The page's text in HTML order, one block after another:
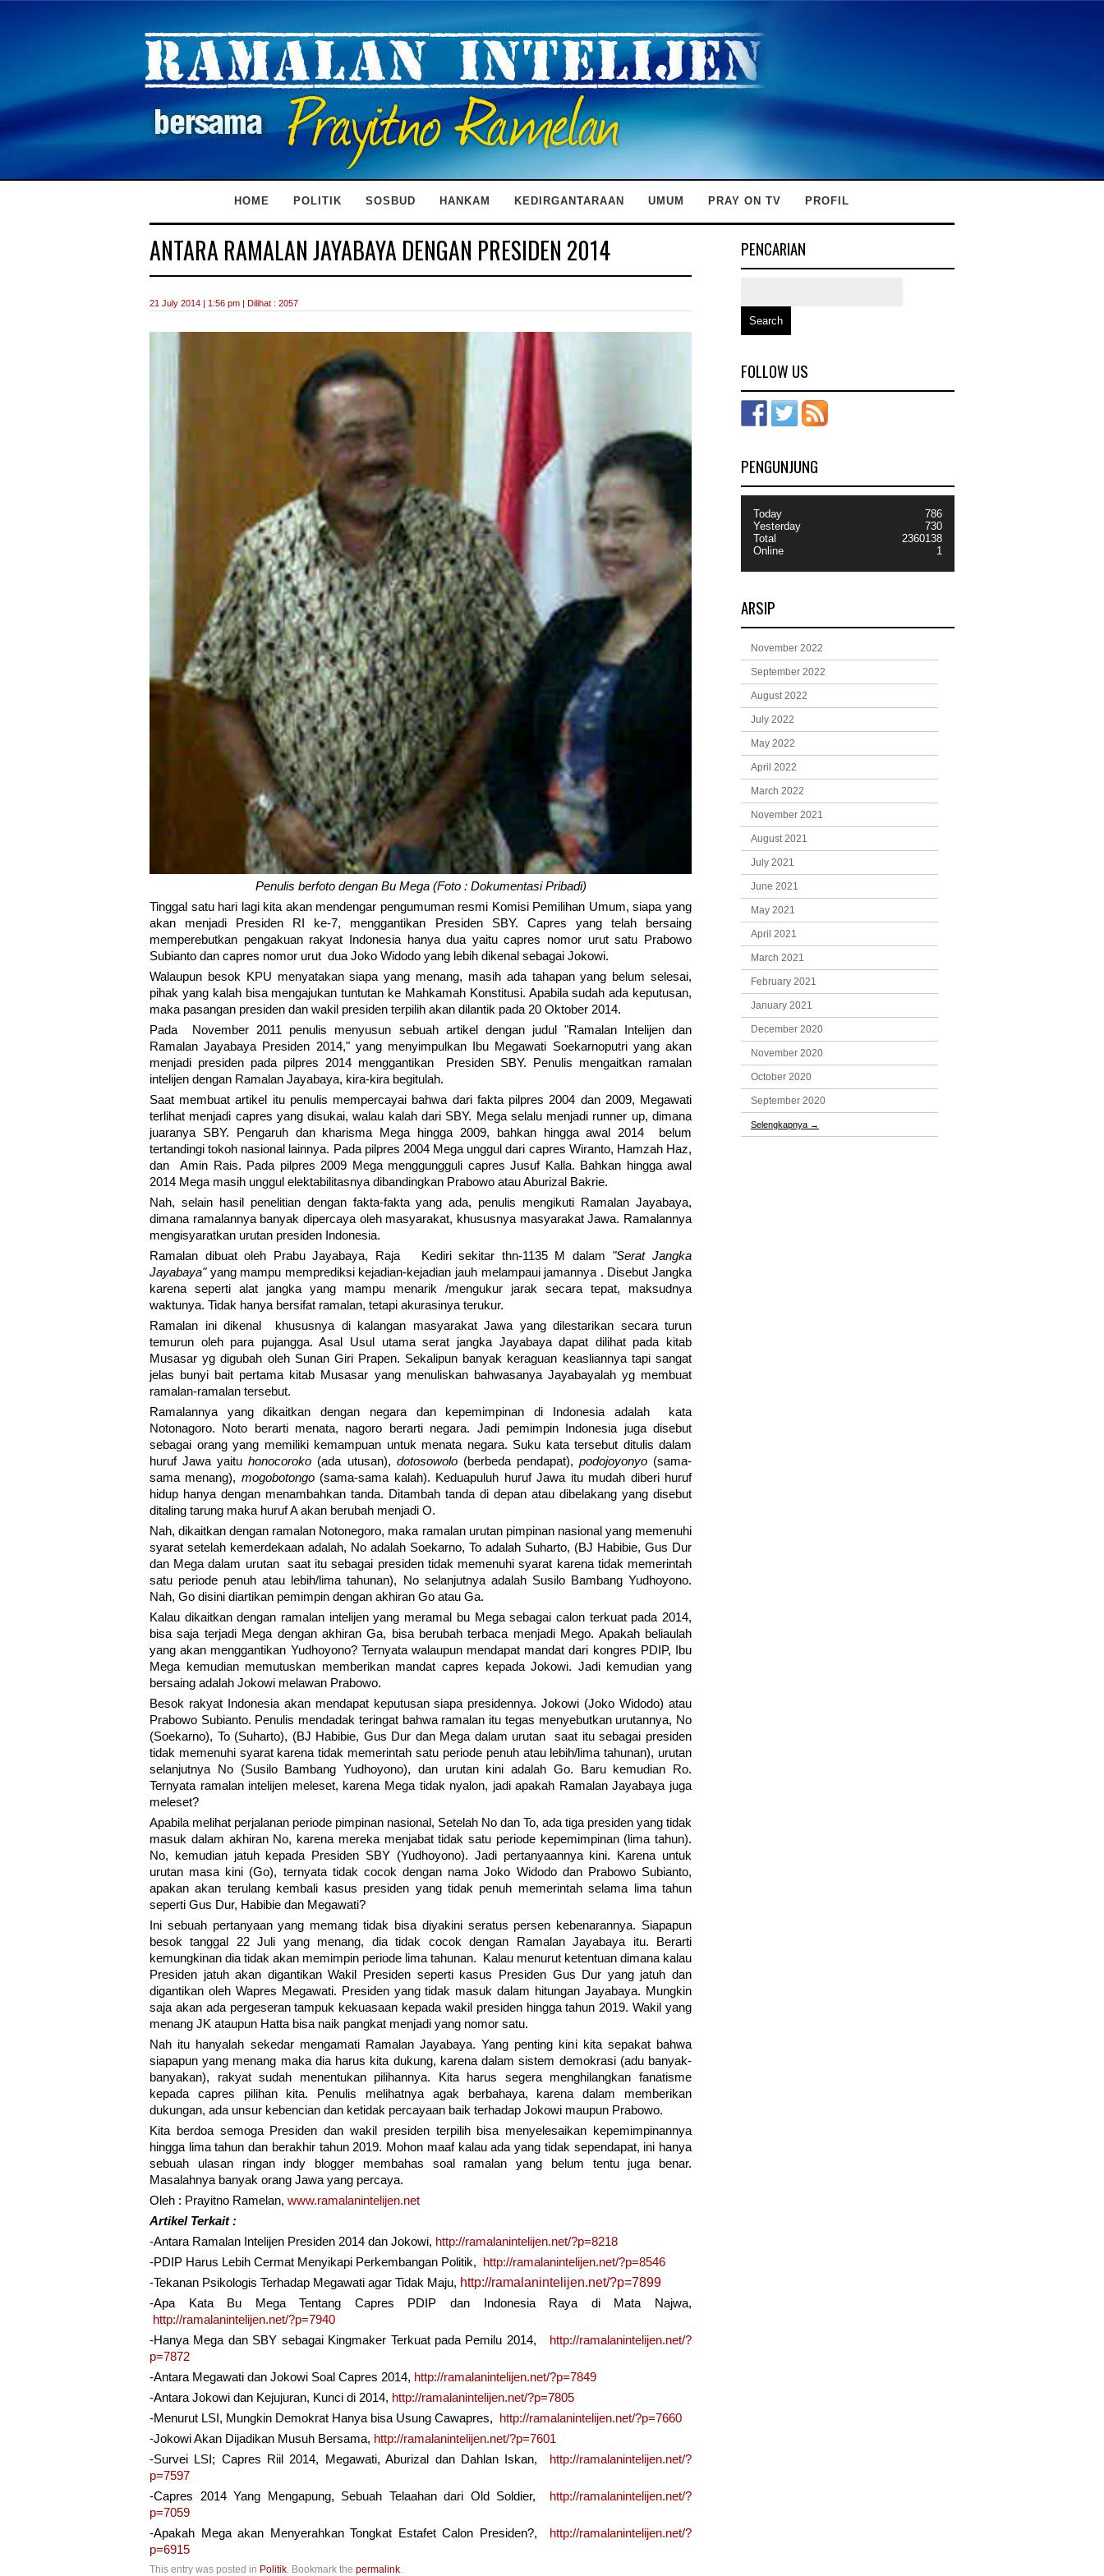
HOME POLITIK SOSBUD HANKAM KEDIRGANTARAAN UMUM PRAY ON TV PROFIL
ANTARA RAMALAN JAYABAYA DENGAN PRESIDEN 2014
21 July 2014 | 1:56 pm | Dilihat : 2057
Penulis berfoto dengan Bu Mega (Foto : Dokumentasi Pribadi)
Tinggal satu hari lagi kita akan mendengar pengumuman resmi Komisi Pemilihan Umum, siapa yang
akan menjadi Presiden RI ke-7, menggantikan Presiden SBY. Capres yang telah bersaing
memperebutkan pengakuan rakyat Indonesia hanya dua yaitu capres nomor urut satu Prabowo
Subianto dan capres nomor urut dua Joko Widodo yang lebih dikenal sebagai Jokowi.
Walaupun besok KPU menyatakan siapa yang menang, masih ada tahapan yang belum selesai,
pihak yang kalah bisa mengajukan tuntutan ke Mahkamah Konstitusi. Apabila sudah ada keputusan,
maka pasangan presiden dan wakil presiden terpilih akan dilantik pada 20 Oktober 2014.
Pada November 2011 penulis menyusun sebuah artikel dengan judul "Ramalan Intelijen dan
Ramalan Jayabaya Presiden 2014," yang menyimpulkan Ibu Megawati Soekarnoputri yang akan
menjadi presiden pada pilpres 2014 menggantikan Presiden SBY. Penulis mengaitkan ramalan
intelijen dengan Ramalan Jayabaya, kira-kira begitulah.
Saat membuat artikel itu penulis mempercayai bahwa dari fakta pilpres 2004 dan 2009, Megawati
terlihat menjadi capres yang disukai, walau kalah dari SBY. Mega selalu menjadi runner up, dimana
juaranya SBY. Pengaruh dan kharisma Mega hingga 2009, bahkan hingga awal 2014 belum
tertandingi tokoh nasional lainnya. Pada pilpres 2004 Mega unggul dari capres Wiranto, Hamzah Haz,
dan Amin Rais. Pada pilpres 2009 Mega menggungguli capres Jusuf Kalla. Bahkan hingga awal
2014 Mega masih unggul elektabilitasnya dibandingkan Prabowo atau Aburizal Bakrie.
Nah, selain hasil penelitian dengan fakta-fakta yang ada, penulis mengikuti Ramalan Jayabaya,
dimana ramalannya banyak dipercaya oleh masyarakat, khususnya masyarakat Jawa. Ramalannya
mengisyaratkan urutan presiden Indonesia.
Ramalan dibuat oleh Prabu Jayabaya, Raja Kediri sekitar thn-1135 M dalam "Serat Jangka
Jayabaya"yang mampu memprediksi kejadian-kejadian jauh melampaui jamannya . Disebut Jangka
karena seperti alat jangka yang mampu menarik /mengukur jarak secara tepat, maksudnya
waktunya. Tidak hanya bersifat ramalan, tetapi akurasinya terukur.
Ramalan ini dikenal khususnya di kalangan masyarakat Jawa yang dilestarikan secara turun
temurun oleh para pujangga. Asal Usul utama serat jangka Jayabaya dapat dilihat pada kitab
Musasar yg digubah oleh Sunan Giri Prapen. Sekalipun banyak keraguan keasliannya tapi sangat
jelas bunyi bait pertama kitab Musasar yang menuliskan bahwasanya Jayabayalah yg membuat
ramalan-ramalan tersebut.
Ramalannya yang dikaitkan dengan negara dan kepemimpinan di Indonesia adalah kata
Notonagoro. Noto berarti menata, nagoro berarti negara. Jadi pemimpin Indonesia juga disebut
sebagai orang yang memiliki kemampuan untuk menata negara. Suku kata tersebut ditulis dalam
huruf Jawa yaituhonocoroko (ada utusan), dotosowolo(berbeda pendapat), podojoyonyo(sama-
sama menang), mogobotongo(sama-sama kalah). Keduapuluh huruf Jawa itu mudah diberi huruf
hidup hanya dengan menambahkan tanda. Ditambah tanda di depan atau dibelakang yang disebut
ditaling tarung maka huruf A akan berubah menjadi O.
Nah, dikaitkan dengan ramalan Notonegoro, maka ramalan urutan pimpinan nasional yang memenuhi
syarat setelah kemerdekaan adalah, No adalah Soekarno, To adalah Suharto, (BJ Habibie, Gus Dur
dan Mega dalam urutan saat itu sebagai presiden tidak memenuhi syarat karena tidak memerintah
satu periode penuh atau lebih/lima tahunan), No selanjutnya adalah Susilo Bambang Yudhoyono.
Nah, Go disini diartikan pemimpin dengan akhiran Go atau Ga.
Kalau dikaitkan dengan ramalan intelijen yang meramal bu Mega sebagai calon terkuat pada 2014,
bisa saja terjadi Mega dengan akhiran Ga, bisa berubah terbaca menjadi Mego. Apakah beliaulah
yang akan menggantikan Yudhoyono? Ternyata walaupun mendapat mandat dari kongres PDIP, Ibu
Mega kemudian memutuskan memberikan mandat capres kepada Jokowi. Jadi kemudian yang
bersaing adalah Jokowi melawan Prabowo.
Besok rakyat Indonesia akan mendapat keputusan siapa presidennya. Jokowi (Joko Widodo) atau
Prabowo Subianto. Penulis mendadak teringat bahwa ramalan itu tegas menyebutkan urutannya, No
(Soekarno), To (Suharto), (BJ Habibie, Gus Dur dan Mega dalam urutan saat itu sebagai presiden
tidak memenuhi syarat karena tidak memerintah satu periode penuh atau lebih/lima tahunan), urutan
selanjutnya No (Susilo Bambang Yudhoyono), dan urutan kini adalah Go. Baru kemudian Ro.
Ternyata ramalan intelijen meleset, karena Mega tidak nyalon, jadi apakah Ramalan Jayabaya juga
meleset?
Apabila melihat perjalanan periode pimpinan nasional, Setelah No dan To, ada tiga presiden yang tidak
masuk dalam akhiran No, karena mereka menjabat tidak satu periode kepemimpinan (lima tahun).
No, kemudian jatuh kepada Presiden SBY (Yudhoyono). Jadi pertanyaannya kini. Karena untuk
urutan masa kini (Go), ternyata tidak cocok dengan nama Joko Widodo dan Prabowo Subianto,
apakan akan terulang kembali kasus presiden yang tidak penuh memerintah selama lima tahun
seperti Gus Dur, Habibie dan Megawati?
Ini sebuah pertanyaan yang memang tidak bisa diyakini seratus persen kebenarannya. Siapapun
besok tanggal 22 Juli yang menang, dia tidak cocok dengan Ramalan Jayabaya itu. Berarti
kemungkinan dia tidak akan memimpin periode lima tahunan. Kalau menurut ketentuan dimana kalau
Presiden jatuh akan digantikan Wakil Presiden seperti kasus Presiden Gus Dur yang jatuh dan
digantikan oleh Wapres Megawati. Presiden yang tidak masuk dalam hitungan Jayabaya. Mungkin
saja akan ada pergeseran tampuk kekuasaan kepada wakil presiden hingga tahun 2019. Wakil yang
menang JK ataupun Hatta bisa naik pangkat menjadi yang nomor satu.
Nah itu hanyalah sekedar mengamati Ramalan Jayabaya. Yang penting kini kita sepakat bahwa
siapapun yang menang maka dia harus kita dukung, karena dalam sistem demokrasi (adu banyak-
banyakan), rakyat sudah menentukan pilihannya. Kita harus segera menghilangkan fanatisme
kepada capres pilihan kita. Penulis melihatnya agak berbahaya, karena dalam memberikan
dukungan, ada unsur kebencian dan ketidak percayaan baik terhadap Jokowi maupun Prabowo.
Kita berdoa semoga Presiden dan wakil presiden terpilih bisa menyelesaikan kepemimpinannya
hingga lima tahun dan berakhir tahun 2019. Mohon maaf kalau ada yang tidak sependapat, ini hanya
sebuah ulasan ringan indy blogger membahas soal ramalan yang belum tentu juga benar.
Masalahnya banyak orang Jawa yang percaya.
Oleh : Prayitno Ramelan, www.ramalanintelijen.net
Artikel Terkait :
-Antara Ramalan Intelijen Presiden 2014 dan Jokowi, http://ramalanintelijen.net/?p=8218
-PDIP Harus Lebih Cermat Menyikapi Perkembangan Politik,
http://ramalanintelijen.net/?p=8546
-Tekanan Psikologis Terhadap Megawati agar Tidak Maju, http://ramalanintelijen.net/?p=7899
-Apa Kata Bu Mega Tentang Capres PDIP dan Indonesia Raya di Mata Najwa,
http://ramalanintelijen.net/?p=7940
-Hanya Mega dan SBY sebagai Kingmaker Terkuat pada Pemilu 2014,
http://ramalanintelijen.net/?
p=7872
-Antara Megawati dan Jokowi Soal Capres 2014, http://ramalanintelijen.net/?p=7849
-Antara Jokowi dan Kejujuran, Kunci di 2014, http://ramalanintelijen.net/?p=7805
-Menurut LSI, Mungkin Demokrat Hanya bisa Usung Cawapres,
http://ramalanintelijen.net/?p=7660
-Jokowi Akan Dijadikan Musuh Bersama, http://ramalanintelijen.net/?p=7601
-Survei LSI; Capres Riil 2014, Megawati, Aburizal dan Dahlan Iskan,
http://ramalanintelijen.net/?
p=7597
-Capres 2014 Yang Mengapung, Sebuah Telaahan dari Old Soldier,
http://ramalanintelijen.net/?
p=7059
-Apakah Mega akan Menyerahkan Tongkat Estafet Calon Presiden?,
http://ramalanintelijen.net/?
p=6915
This entry was posted in Politik. Bookmark the permalink.
PENCARIAN
FOLLOW US
PENGUNJUNG
Today
Yesterday
Total
Online
786
730
2360138
1
ARSIP
November 2022
September 2022
August 2022
July 2022
May 2022
April 2022
March 2022
November 2021
August 2021
July 2021
June 2021
May 2021
April 2021
March 2021
February 2021
January 2021
December 2020
November 2020
October 2020
September 2020
Selengkapnya →